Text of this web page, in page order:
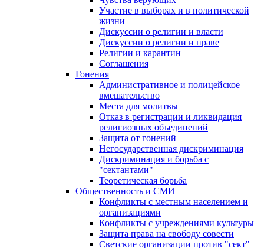
Участие в выборах и в политической
жизни
Дискуссии о религии и власти
Дискуссии о религии и праве
Религии и карантин
Соглашения
Гонения
Административное и полицейское
вмешательство
Места для молитвы
Отказ в регистрации и ликвидация
религиозных объединений
Защита от гонений
Негосударственная дискриминация
Дискриминация и борьба с
"сектантами"
Теоретическая борьба
Общественность и СМИ
Конфликты с местным населением и
организациями
Конфликты с учреждениями культуры
Защита права на свободу совести
Светские организации против "сект"